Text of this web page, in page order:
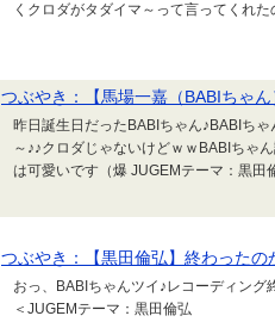
くクロダがタダイマ～って言ってくれた
つぶやき：【馬場一嘉（BABIちゃ
昨日誕生日だったBABIちゃん♪BABIち
～♪♪クロダじゃないけどｗｗBABIちゃ
は可愛いです（爆 JUGEMテーマ：黒田
つぶやき：【黒田倫弘】終わったの
おっ、BABIちゃんツイ♪レコーディン
＜JUGEMテーマ：黒田倫弘